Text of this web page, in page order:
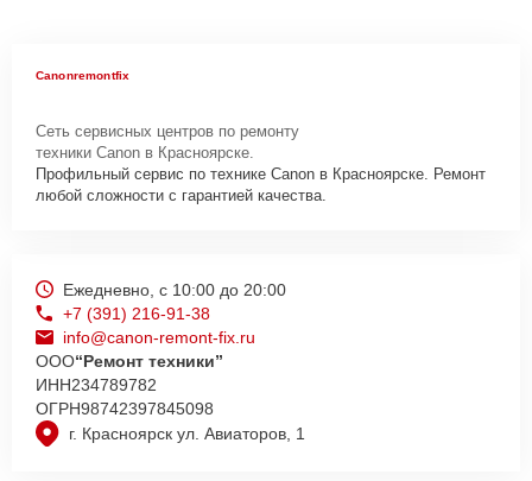
Canonremontfix
Сеть сервисных центров по ремонту
техники Canon в Красноярске.
Профильный сервис по технике Canon в Красноярске. Ремонт
любой сложности с гарантией качества.
г. Красноярск ул. Авиаторов, 1
Ежедневно, с 10:00 до 20:00
+7 (391) 216-91-38
info@canon-remont-fix.ru
ООО“Ремонт техники”
ИНН234789782
ОГРН98742397845098